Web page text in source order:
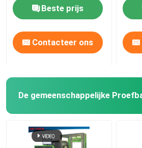
Huis
Producten
Ongeveer ons
Beste prijs
Contacteer ons